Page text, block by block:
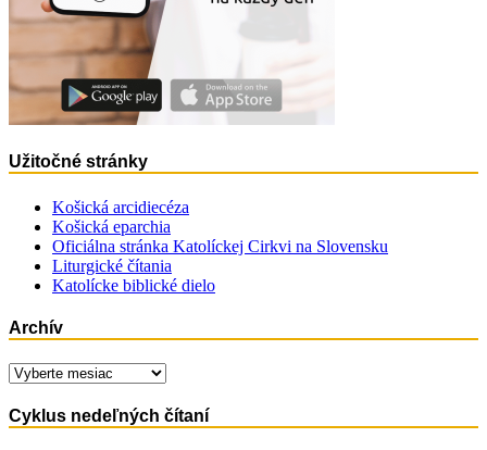
Užitočné stránky
Košická arcidiecéza
Košická eparchia
Oficiálna stránka Katolíckej Cirkvi na Slovensku
Liturgické čítania
Katolícke biblické dielo
Archív
Archív
Cyklus nedeľných čítaní